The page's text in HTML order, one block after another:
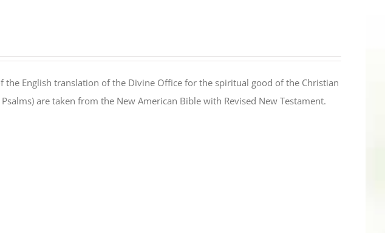
English translation of the Divine Office for the spiritual good of the Christian
are taken from the New American Bible with Revised New Testament.